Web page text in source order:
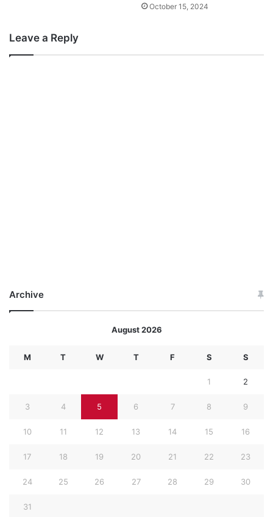
October 15, 2024
Leave a Reply
Archive
August 2026
M T W T F S S
1 2
3 4 5 6 7 8 9
10 11 12 13 14 15 16
17 18 19 20 21 22 23
24 25 26 27 28 29 30
31